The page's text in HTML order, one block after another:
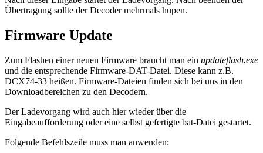
Übertragung sollte der Decoder mehrmals hupen.
Firmware Update
Zum Flashen einer neuen Firmware braucht man ein updateflash.exe
und die entsprechende Firmware-DAT-Datei. Diese kann z.B.
DCX74-33 heißen. Firmware-Dateien finden sich bei uns in den
Downloadbereichen zu den Decodern.
Der Ladevorgang wird auch hier wieder über die
Eingabeaufforderung oder eine selbst gefertigte bat-Datei gestartet.
Folgende Befehlszeile muss man anwenden: